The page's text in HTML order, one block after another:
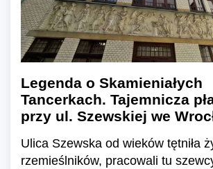
Legenda o Skamieniałych
Tancerkach. Tajemnicza
przy ul. Szewskiej we
Ulica Szewska od wieków tętniła
rzemieślników, pracowali tu